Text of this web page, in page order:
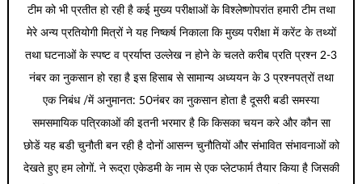
टीम को भी प्रतीत हो रही है कई मुख्य परीक्षाओं के विश्लेष्णोपरांत हमारी टीम तथा
मेरे अन्य प्रतियोगी मित्रों ने यह निष्कर्ष निकाला कि मुख्य परीक्षा में करेंट के तथ्यों
तथा घटनाओं के स्पष्ट व प्रर्याप्त उल्लेख न होने के चलते करीब प्रति प्रश्न 2-3
नंबर का नुकसान हो रहा है इस हिसाब से सामान्य अध्ययन के 3 प्रश्नपत्रों तथा
एक निबंध /में अनुमानत: 50नंबर का नुकसान होता है दूसरी बडी समस्या
समसमायिक पत्रिकाओं की इतनी भरमार है कि किसका चयन करे और कौन सा
छोडें यह बडी चुनौती बन रही है दोनों आसन्न चुनौतियों और संभावित संभावनाओं को
देखते हुए हम लोगों. ने रूद्रा एकेडमी के नाम से एक प्लेटफार्म तैयार किया है जिसकी